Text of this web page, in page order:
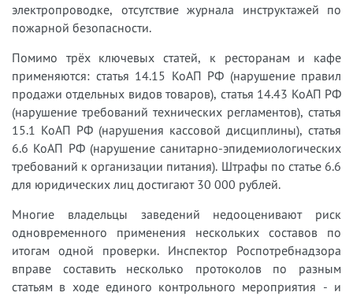
электропроводке, отсутствие журнала инструктажей по
пожарной безопасности.
Помимо трёх ключевых статей, к ресторанам и кафе
применяются: статья 14.15 КоАП РФ (нарушение правил
продажи отдельных видов товаров), статья 14.43 КоАП РФ
(нарушение требований технических регламентов), статья
15.1 КоАП РФ (нарушения кассовой дисциплины), статья
6.6 КоАП РФ (нарушение санитарно-эпидемиологических
требований к организации питания). Штрафы по статье 6.6
для юридических лиц достигают 30 000 рублей.
Многие владельцы заведений недооценивают риск
одновременного применения нескольких составов по
итогам одной проверки. Инспектор Роспотребнадзора
вправе составить несколько протоколов по разным
статьям в ходе единого контрольного мероприятия - и